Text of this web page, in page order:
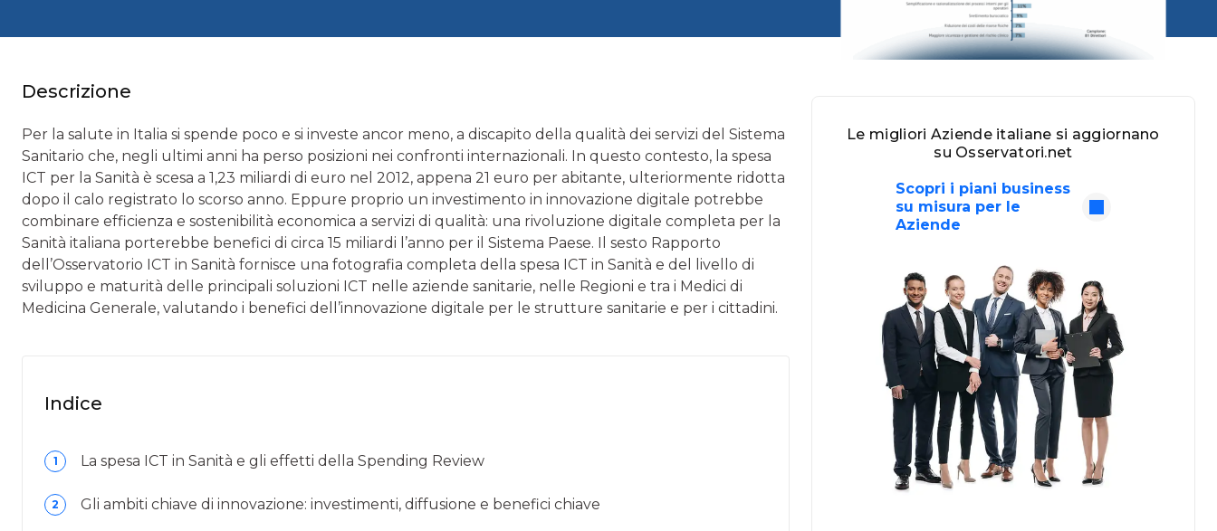
Descrizione
Per la salute in Italia si spende poco e si investe ancor meno, a discapito della qualità dei servizi del Sistema
Sanitario che, negli ultimi anni ha perso posizioni nei confronti internazionali. In questo contesto, la spesa
ICT per la Sanità è scesa a 1,23 miliardi di euro nel 2012, appena 21 euro per abitante, ulteriormente ridotta
dopo il calo registrato lo scorso anno. Eppure proprio un investimento in innovazione digitale potrebbe
combinare efficienza e sostenibilità economica a servizi di qualità: una rivoluzione digitale completa per la
Sanità italiana porterebbe benefici di circa 15 miliardi l’anno per il Sistema Paese. Il sesto Rapporto
dell’Osservatorio ICT in Sanità fornisce una fotografia completa della spesa ICT in Sanità e del livello di
sviluppo e maturità delle principali soluzioni ICT nelle aziende sanitarie, nelle Regioni e tra i Medici di
Medicina Generale, valutando i benefici dell’innovazione digitale per le strutture sanitarie e per i cittadini.
Indice
1 La spesa ICT in Sanità e gli effetti della Spending Review
2 Gli ambiti chiave di innovazione: investimenti, diffusione e benefici chiave
Le migliori Aziende italiane si aggiornano
su Osservatori.net
Scopri i piani business
su misura per le
Aziende